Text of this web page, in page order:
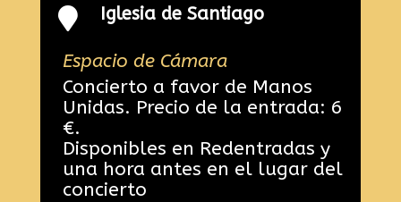
 Iglesia de Santiago
Espacio de Cámara
Concierto a favor de Manos
Unidas. Precio de la entrada: 6
€.
Disponibles en Redentradas y
una hora antes en el lugar del
concierto